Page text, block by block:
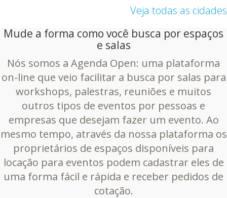
Veja todas as cidades
Mude a forma como você busca por espaços
e salas
Nós somos a Agenda Open: uma plataforma
on-line que veio facilitar a busca por salas para
workshops, palestras, reuniões e muitos
outros tipos de eventos por pessoas e
empresas que desejam fazer um evento. Ao
mesmo tempo, através da nossa plataforma os
proprietários de espaços disponíveis para
locação para eventos podem cadastrar eles de
uma forma fácil e rápida e receber pedidos de
cotação.